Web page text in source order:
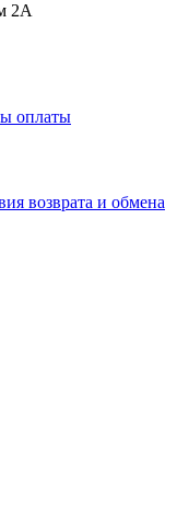
2А
оплаты
возврата и обмена